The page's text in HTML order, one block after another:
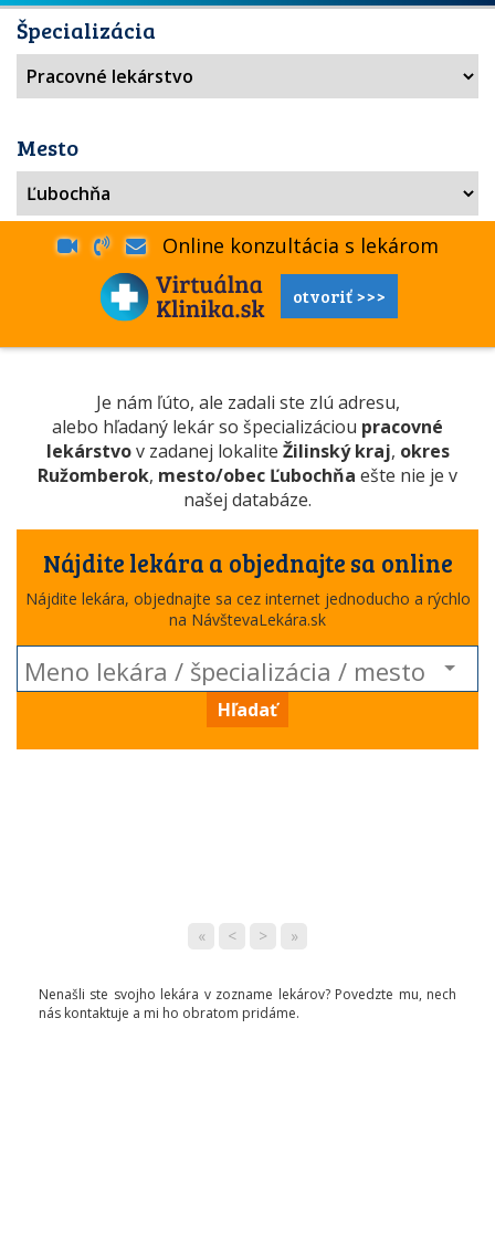
Špecializácia
Mesto
Online konzultácia s lekárom
otvoriť >>>
Je nám ľúto, ale zadali ste zlú adresu,
alebo hľadaný lekár so špecializáciou pracovné
lekárstvov zadanej lokalite Žilinský kraj, okres
Ružomberok, mesto/obec Ľubochňa ešte nie je v
našej databáze.
Nájdite lekára a objednajte sa online
Nájdite lekára, objednajte sa cez internet jednoducho a rýchlo
na NávštevaLekára.sk
Hľadať
« < > »
Nenašli ste svojho lekára v zozname lekárov? Povedzte mu, nech
nás kontaktuje a mi ho obratom pridáme.